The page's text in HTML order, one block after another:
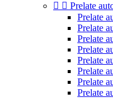
  Prelate
Prelate
Prelate
Prelate
Prelate
Prelate
Prelate
Prelate
Prelate